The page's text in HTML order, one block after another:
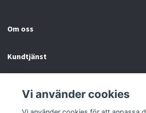
Om oss
Kundtjänst
Vi använder cookies